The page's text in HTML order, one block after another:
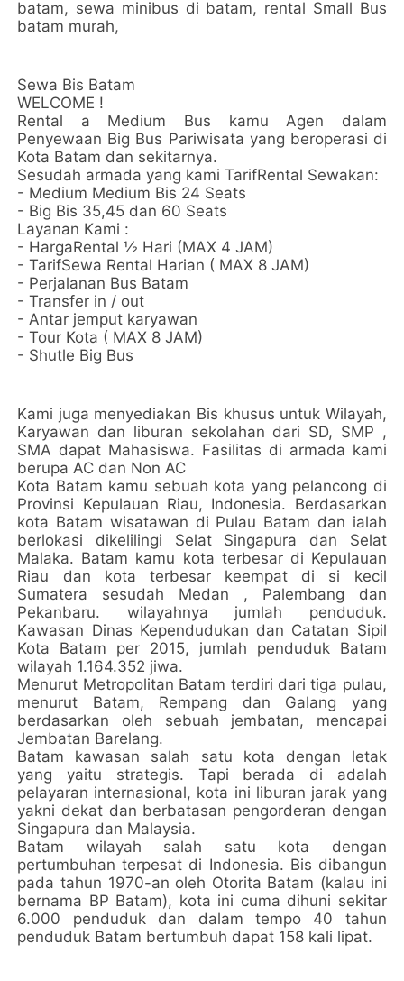
batam, sewa minibus di batam, rental Small Bus
batam murah,
Sewa Bis Batam
WELCOME !
Rental a Medium Bus kamu Agen dalam
Penyewaan Big Bus Pariwisata yang beroperasi di
Kota Batam dan sekitarnya.
Sesudah armada yang kami TarifRental Sewakan:
- Medium Medium Bis 24 Seats
- Big Bis 35,45 dan 60 Seats
Layanan Kami :
- HargaRental ½ Hari (MAX 4 JAM)
- TarifSewa Rental Harian ( MAX 8 JAM)
- Perjalanan Bus Batam
- Transfer in / out
- Antar jemput karyawan
- Tour Kota ( MAX 8 JAM)
- Shutle Big Bus
Kami juga menyediakan Bis khusus untuk Wilayah,
Karyawan dan liburan sekolahan dari SD, SMP ,
SMA dapat Mahasiswa. Fasilitas di armada kami
berupa AC dan Non AC
Kota Batam kamu sebuah kota yang pelancong di
Provinsi Kepulauan Riau, Indonesia. Berdasarkan
kota Batam wisatawan di Pulau Batam dan ialah
berlokasi dikelilingi Selat Singapura dan Selat
Malaka. Batam kamu kota terbesar di Kepulauan
Riau dan kota terbesar keempat di si kecil
Sumatera sesudah Medan , Palembang dan
Pekanbaru. wilayahnya jumlah penduduk.
Kawasan Dinas Kependudukan dan Catatan Sipil
Kota Batam per 2015, jumlah penduduk Batam
wilayah 1.164.352 jiwa.
Menurut Metropolitan Batam terdiri dari tiga pulau,
menurut Batam, Rempang dan Galang yang
berdasarkan oleh sebuah jembatan, mencapai
Jembatan Barelang.
Batam kawasan salah satu kota dengan letak
yang yaitu strategis. Tapi berada di adalah
pelayaran internasional, kota ini liburan jarak yang
yakni dekat dan berbatasan pengorderan dengan
Singapura dan Malaysia.
Batam wilayah salah satu kota dengan
pertumbuhan terpesat di Indonesia. Bis dibangun
pada tahun 1970-an oleh Otorita Batam (kalau ini
bernama BP Batam), kota ini cuma dihuni sekitar
6.000 penduduk dan dalam tempo 40 tahun
penduduk Batam bertumbuh dapat 158 kali lipat.